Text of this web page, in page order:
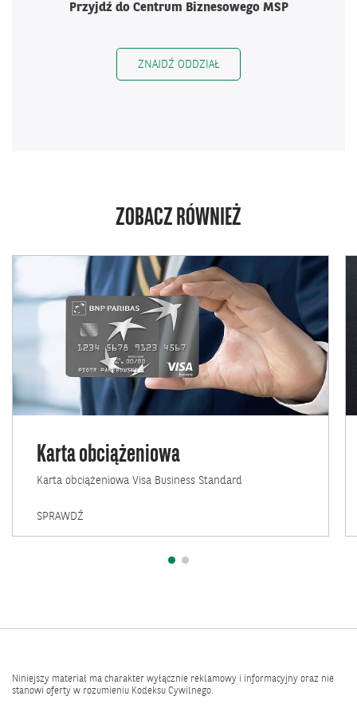
Przyjdź do Centrum Biznesowego MSP
ZNAJDŹ ODDZIAŁ
ZOBACZ RÓWNIEŻ
Karta obciążeniowa
Karta obciążeniowa Visa Business Standard
SPRAWDŹ
Niniejszy materiał ma charakter wyłącznie reklamowy i informacyjny oraz nie
stanowi oferty w rozumieniu Kodeksu Cywilnego.